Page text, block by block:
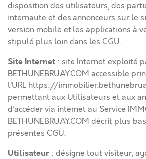
disposition des utilisateurs, des
internaute et des annonceurs sur le
version mobile et les applications à
stipulé plus loin dans les CGU.
Site Internet : site Internet exploité
BETHUNEBRUAY.COM accessible
l’URL https://
permettant aux Utilisateurs et aux
d’accéder via internet au Service
BETHUNEBRUAY.COM décrit plus
présentes CGU.
Utilisateur : désigne tout visiteur,